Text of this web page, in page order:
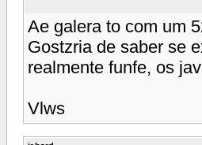
Ae galera to com um
Gostzria de saber se
realmente funfe, os
Vlws